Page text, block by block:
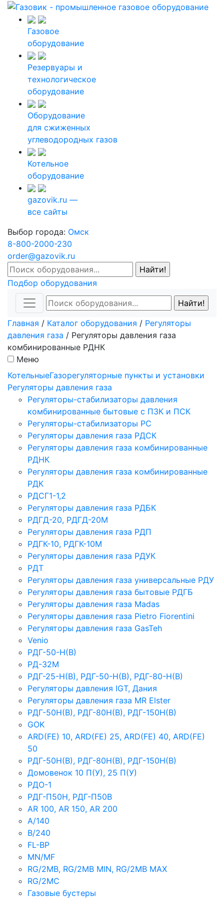
Газовое
оборудование
Резервуары и
технологическое
оборудование
Оборудование
для сжиженных
углеводородных газов
Котельное
оборудование
gazovik.ru —
все сайты
Выбор города: Омск
8-800-2000-230
order@gazovik.ru
Подбор оборудования
Главная / Каталог оборудования / Регуляторы
давления газа / Регуляторы давления газа
комбинированные РДНК
Меню
КотельныеГазорегуляторные пункты и установки
Регуляторы давления газа
Регуляторы-стабилизаторы давления
комбинированные бытовые с ПЗК и ПСК
Регуляторы-стабилизаторы РС
Регуляторы давления газа РДСК
Регуляторы давления газа комбинированные
РДНК
Регуляторы давления газа комбинированные
РДК
РДСГ1-1,2
Регуляторы давления газа РДБК
РДГД-20, РДГД-20М
Регуляторы давления газа РДП
РДГК-10, РДГК-10М
Регуляторы давления газа РДУК
РДТ
Регуляторы давления газа универсальные РДУ
Регуляторы давления газа бытовые РДГБ
Регуляторы давления газа Madas
Регуляторы давления газа Рietro Fiorentini
Регуляторы давления газа GasTeh
Venio
РДГ-50-Н(В)
РД-32М
РДГ-25-Н(В), РДГ-50-Н(В), РДГ-80-Н(В)
Регуляторы давления IGT, Дания
Регуляторы давления газа MR Elster
РДГ-50Н(В), РДГ-80Н(В), РДГ-150Н(В)
GOK
ARD(FE) 10, ARD(FE) 25, ARD(FE) 40, ARD(FE)
50
РДГ-50Н(В), РДГ-80Н(В), РДГ-150Н(В)
Домовенок 10 П(У), 25 П(У)
РДО-1
РДГ-П50Н, РДГ-П50В
AR 100, AR 150, AR 200
A/140
B/240
FL-BP
MN/MF
RG/2MB, RG/2MB MIN, RG/2MB MAX
RG/2MC
Газовые бустеры